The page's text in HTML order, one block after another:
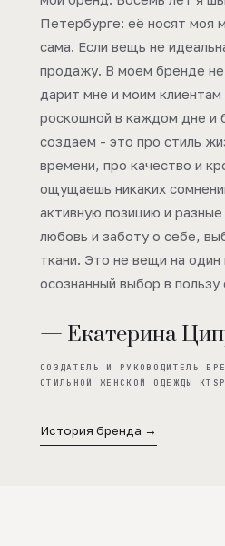
Петербурге: её носят моя
сама. Если вещь не
продажу. В моем бренде
дарит мне и моим
роскошной в каждом дне и
создаем - это про стиль
времени, про качество и
ощущаешь никаких
активную позицию и
любовь и заботу о себе,
ткани. Это не вещи на
осознанный выбор в пользу
— Екатерина
СОЗДАТЕЛЬ И РУКОВОДИТЕЛЬ
СТИЛЬНОЙ ЖЕНСКОЙ ОДЕЖДЫ
История бренда →